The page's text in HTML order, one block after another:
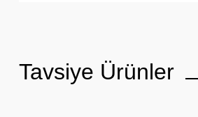
Tavsiye Ürünler